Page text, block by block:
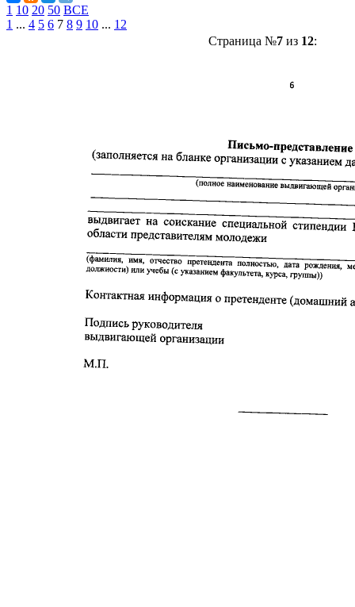
1 10 20 50 ВСЕ
1 ... 4 5 6 7 8 9 10 ... 12
Страница №7из 12: